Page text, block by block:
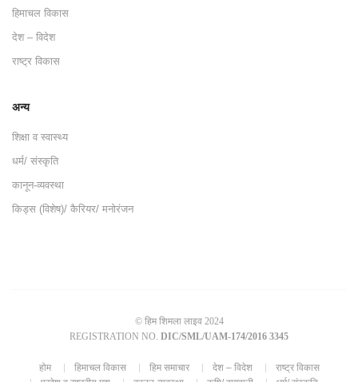
हिमाचल विकास
देश – विदेश
राष्ट्र विकास
अन्य
शिक्षा व स्वास्थ्य
धर्म/ संस्कृति
कानून-व्यवस्था
किड्स (विशेष)/ कैरियर/ मनोरंजन
© हिम शिमला लाइव 2024
REGISTRATION NO. DIC/SML/UAM-174/2016 3345
होम हिमाचल विकास हिम समाचार देश – विदेश
राष्ट्र विकास